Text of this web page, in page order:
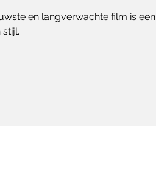
en langverwachte film is een